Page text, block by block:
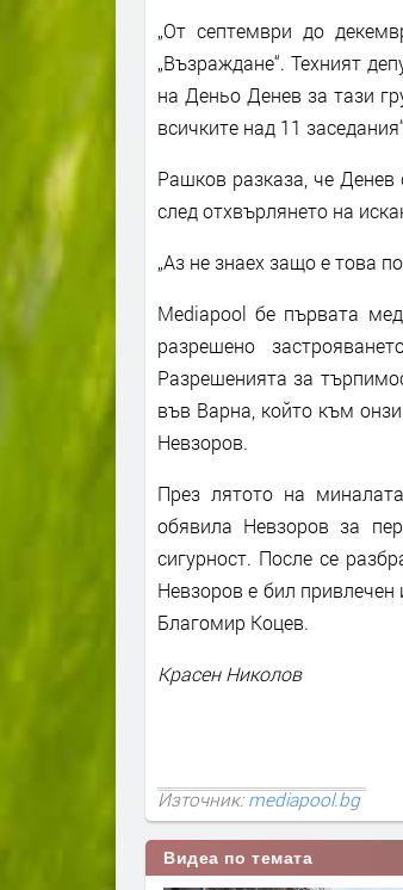
„От септември до
„Възраждане“. Техният
на Деньо Денев за тази
всичките над 11
Рашков разказа, че Денев
след отхвърлянето на
„Аз не знаех защо е това
Mediapool бе първата
разрешено
Разрешенията за
във Варна, който към
Невзоров.
През лятото на
обявила Невзоров за
сигурност. После се
Невзоров е бил привлечен
Благомир Коцев.
Красен Николов
Източник:mediapool.bg
Видеа по темата